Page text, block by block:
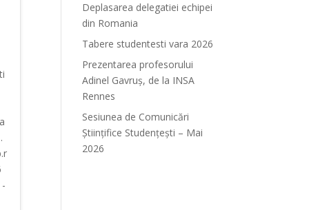
Deplasarea delegatiei echipei
din Romania
Tabere studentesti vara 2026
Prezentarea profesorului
Adinel Gavruș, de la INSA
Rennes
Sesiunea de Comunicări
Științifice Studențești – Mai
2026